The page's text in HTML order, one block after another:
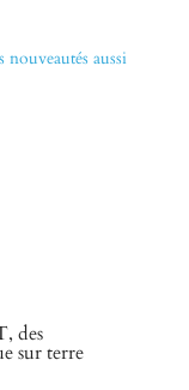
des
sur terre